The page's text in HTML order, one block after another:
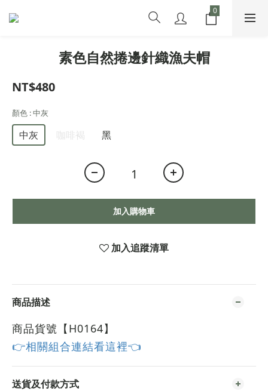
素色自然捲邊針織漁夫帽
NT$480
顏色 : 中灰
中灰 咖啡褐 黑
加入購物車
加入追蹤清單
商品描述
商品貨號【H0164】
👉相關組合連結看這裡👈
送貨及付款方式